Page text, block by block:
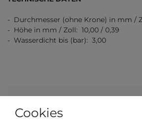
- Durchmesser (ohne Krone) in mm /
- Höhe in mm / Zoll: 10,00 / 0,39
- Wasserdicht bis (bar): 3,00
ArtikelnummerSUOZ355
Cookies